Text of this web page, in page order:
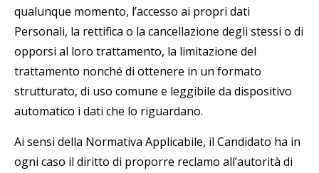
qualunque momento, l’accesso ai propri dati
Personali, la rettifica o la cancellazione degli stessi o di
opporsi al loro trattamento, la limitazione del
trattamento nonché di ottenere in un formato
strutturato, di uso comune e leggibile da dispositivo
automatico i dati che lo riguardano.
Ai sensi della Normativa Applicabile, il Candidato ha in
ogni caso il diritto di proporre reclamo all’autorità di